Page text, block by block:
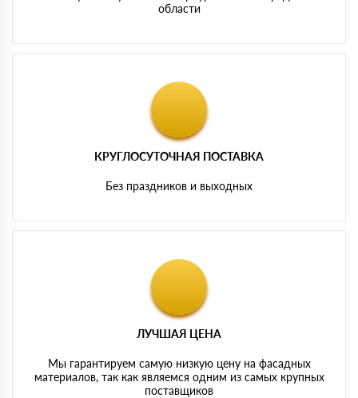
области
КРУГЛОСУТОЧНАЯ ПОСТАВКА
Без праздников и выходных
ЛУЧШАЯ ЦЕНА
Мы гарантируем самую низкую цену на фасадных
материалов, так как являемся одним из самых крупных
поставщиков